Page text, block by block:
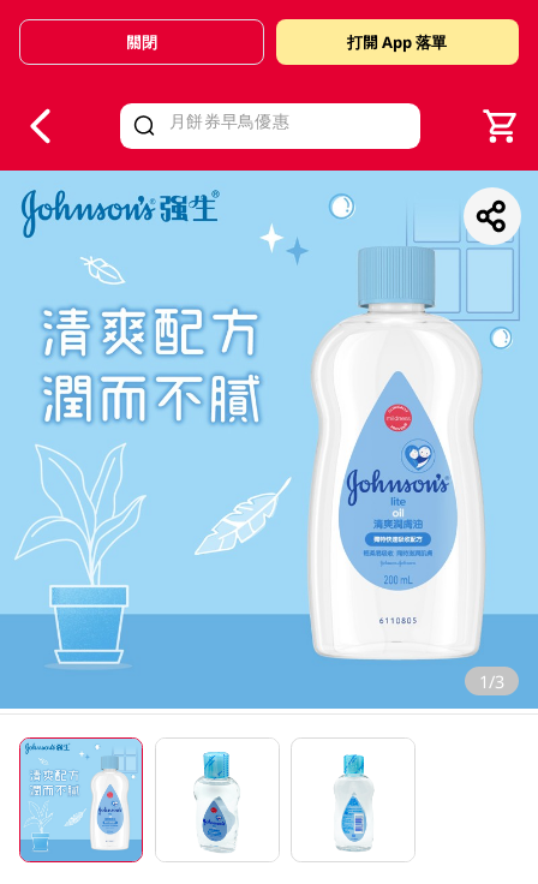
Valid Until 30 June 2026
關閉 打開 App 落單
1/3